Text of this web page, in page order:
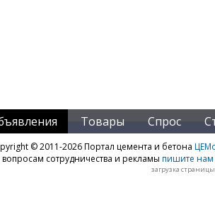
Товары Спрос
© 2011-2026 Портал цемента и бетона
сотрудничества и рекламы пишите нам
загрузка